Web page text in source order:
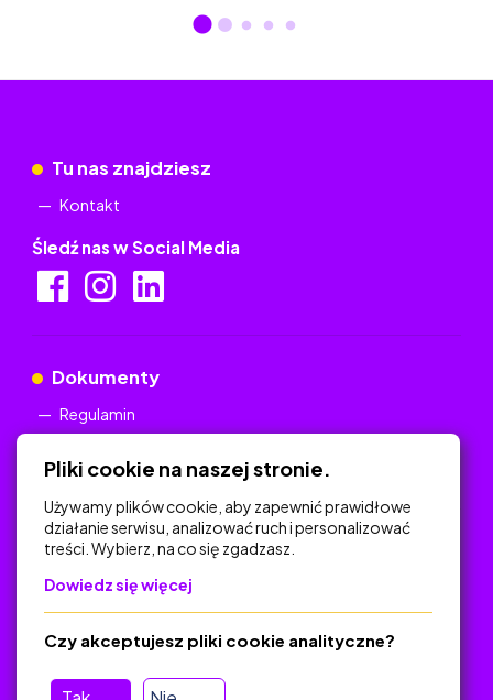
Tu nas znajdziesz
Kontakt
Śledź nas w Social Media
Dokumenty
Regulamin
Na skróty
Polityka Prywatności
Regulamin
O platformie
Baza materiałów dydaktycznych
Pliki cookie na naszej stronie.
Używamy plików cookie, aby zapewnić prawidłowe
działanie serwisu, analizować ruch i personalizować
treści. Wybierz, na co się zgadzasz.
Dowiedz się więcej
Czy akceptujesz pliki cookie analityczne?